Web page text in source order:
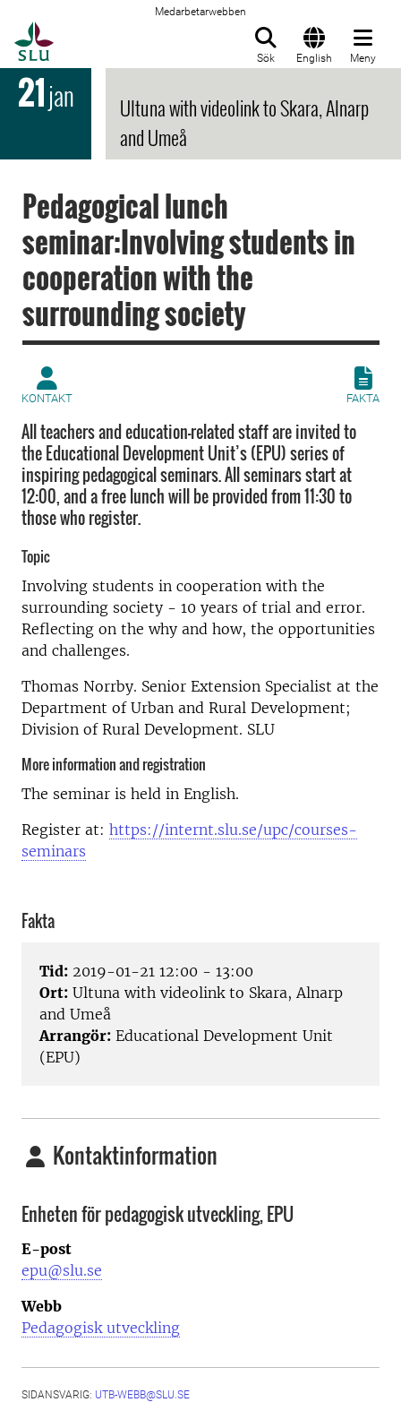
Medarbetarwebben
Sök English Meny
21jan
Ultuna with videolink to Skara, Alnarp
and Umeå
Pedagogical lunch
seminar:Involving students in
cooperation with the
surrounding society
KONTAKT FAKTA
All teachers and education-related staff are invited to
the Educational Development Unit’s (EPU) series of
inspiring pedagogical seminars. All seminars start at
12:00, and a free lunch will be provided from 11:30 to
those who register.
Topic
Involving students in cooperation with the
surrounding society - 10 years of trial and error.
Reflecting on the why and how, the opportunities
and challenges.
Thomas Norrby. Senior Extension Specialist at the
Department of Urban and Rural Development;
Division of Rural Development. SLU
More information and registration
The seminar is held in English.
Register at: https://internt.slu.se/upc/courses-
seminars
Fakta
Tid: 2019-01-21 12:00 - 13:00
Ort: Ultuna with videolink to Skara, Alnarp
and Umeå
Arrangör: Educational Development Unit
(EPU)
Kontaktinformation
Enheten för pedagogisk utveckling, EPU
E-post
epu@slu.se
Webb
Pedagogisk utveckling
SIDANSVARIG: UTB-WEBB@SLU.SE